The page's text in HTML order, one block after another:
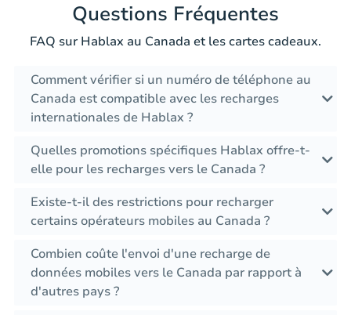
Questions Fréquentes
FAQ sur Hablax au Canada et les cartes cadeaux.
Comment vérifier si un numéro de téléphone au
Canada est compatible avec les recharges
internationales de Hablax ?
Quelles promotions spécifiques Hablax offre-t-
elle pour les recharges vers le Canada ?
Existe-t-il des restrictions pour recharger
certains opérateurs mobiles au Canada ?
Combien coûte l'envoi d'une recharge de
données mobiles vers le Canada par rapport à
d'autres pays ?